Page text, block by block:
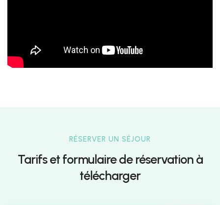
RÉSERVER UN SÉJOUR
Tarifs et formulaire de réservation à
télécharger